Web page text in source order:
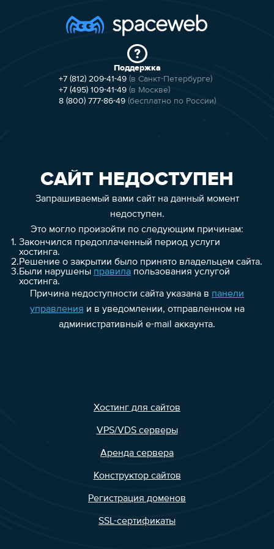
Поддержка
+7 (812) 209-41-49 (в Санкт-Петербурге)
+7 (495) 109-41-49 (в Москве)
8 (800) 777-86-49 (бесплатно по России)
САЙТ НЕДОСТУПЕН
Запрашиваемый вами сайт на данный момент
недоступен.
Это могло произойти по следующим причинам:
1. Закончился предоплаченный период услуги
хостинга.
2.Решение о закрытии было принято владельцем сайта.
3.Были нарушены правилапользования услугой
хостинга.
Причина недоступности сайта указана в панели
управления и в уведомлении, отправленном на
административный e-mail аккаунта.
Хостинг для сайтов
VPS/VDS серверы
Аренда сервера
Конструктор сайтов
Регистрация доменов
SSL-сертификаты